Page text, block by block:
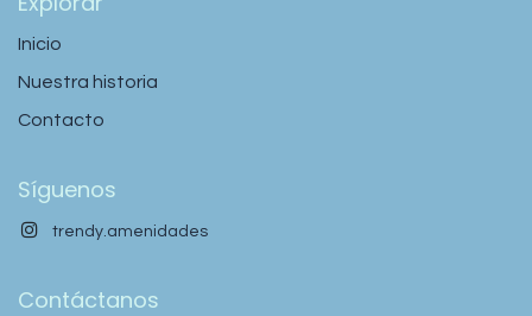
Inicio
Nuestra historia
Contacto
Síguenos
trendy.amenidades
Contáctanos